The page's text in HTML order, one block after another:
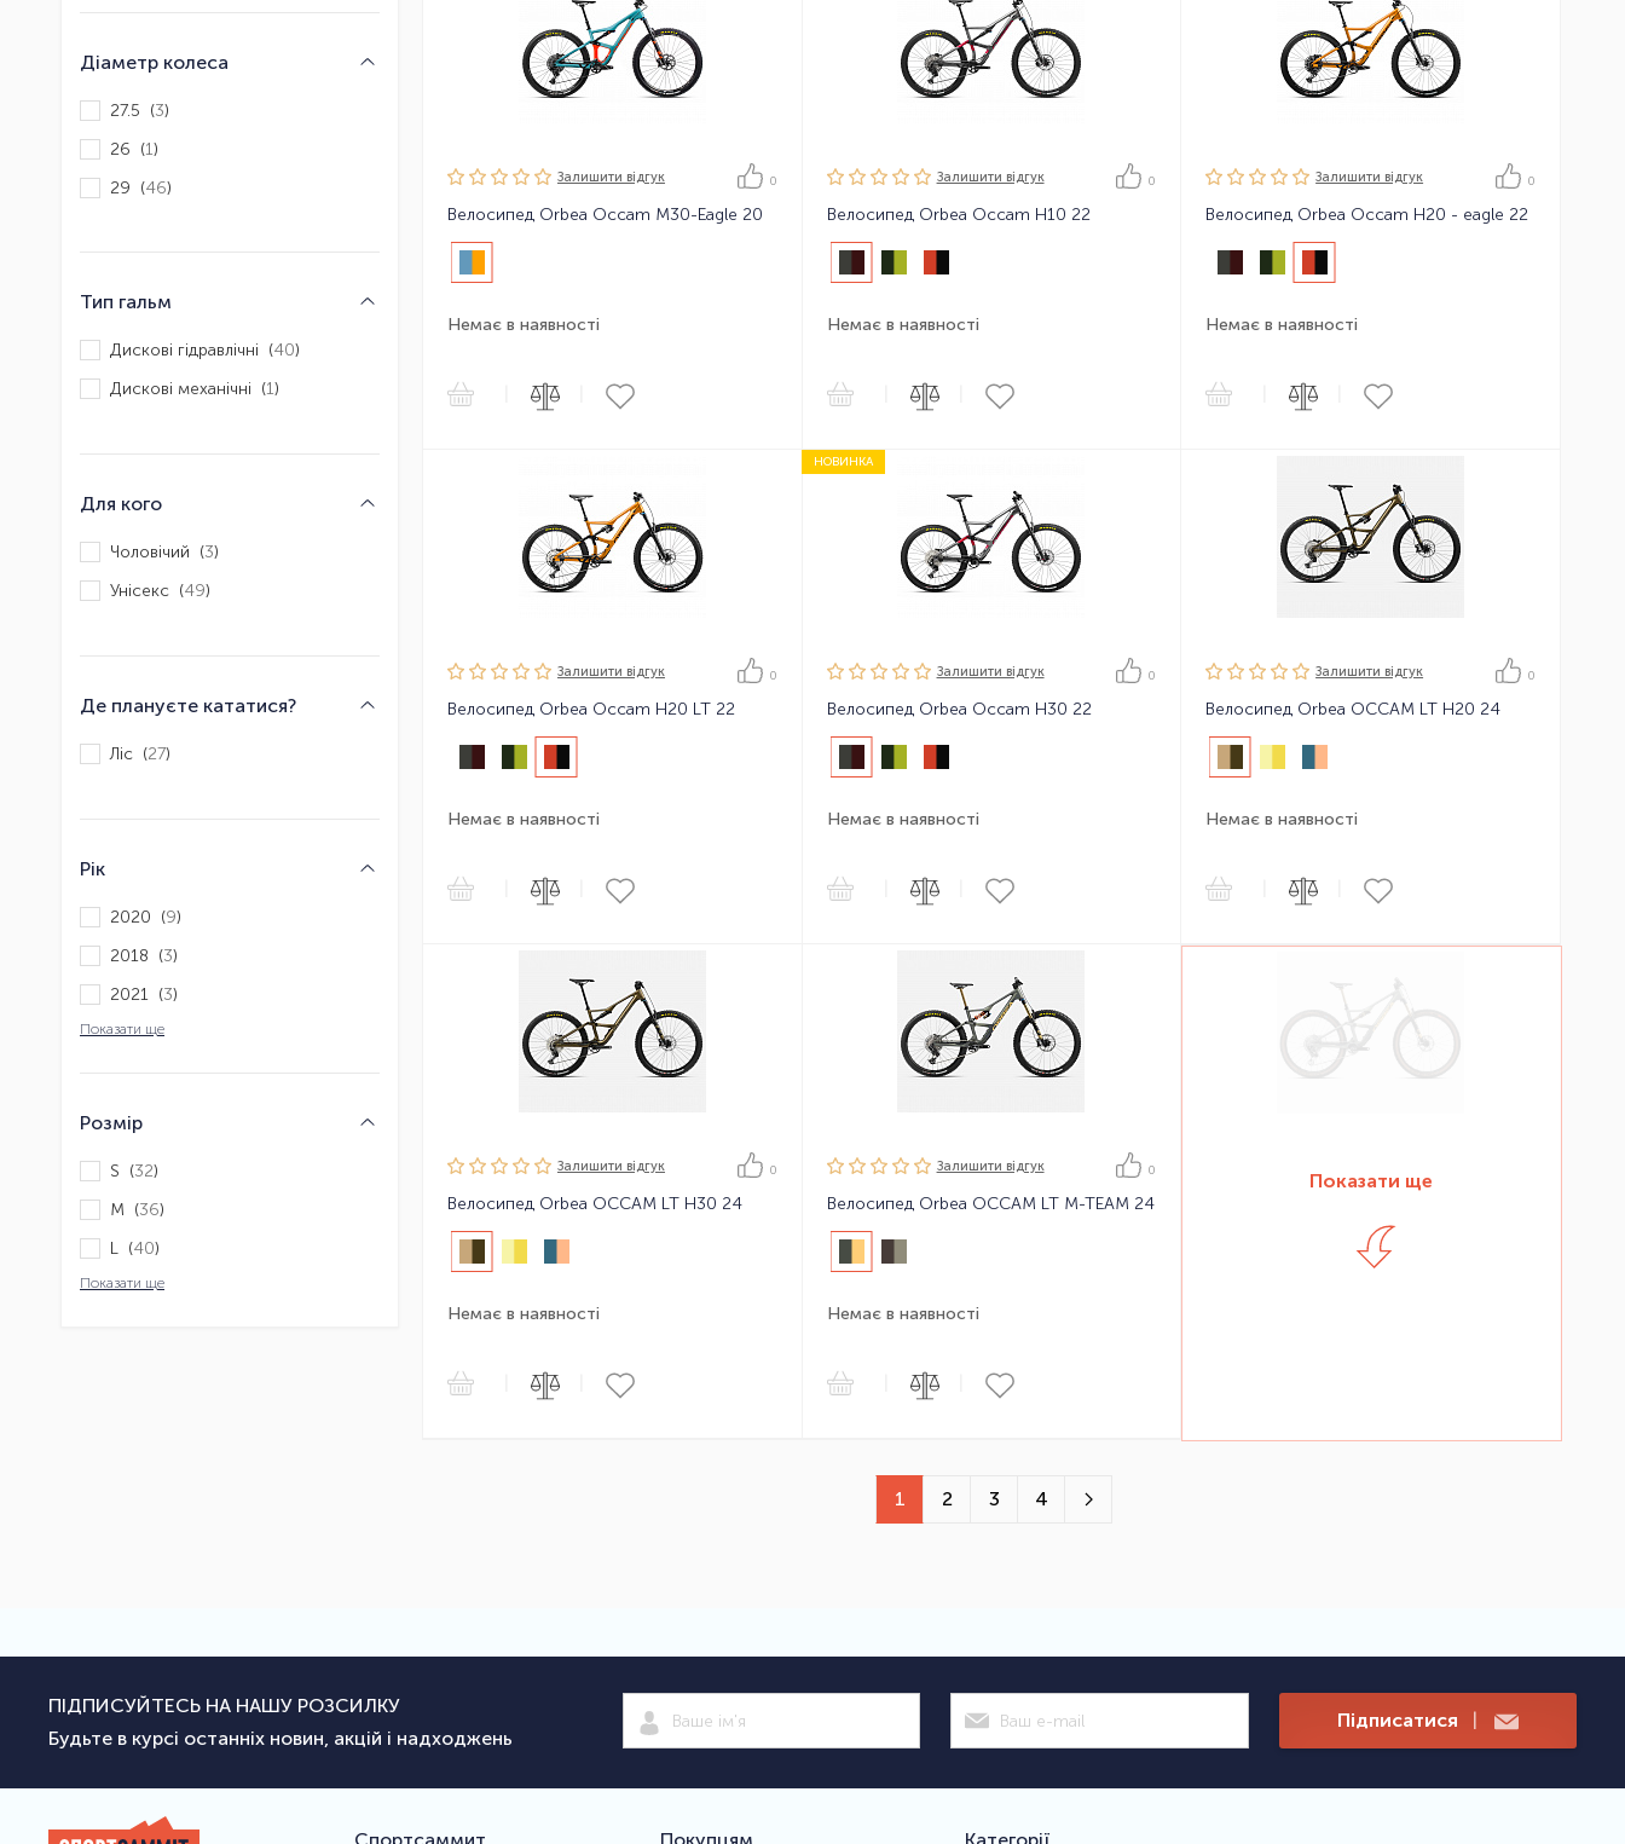
Діаметр колеса
27.5 (3)
26 (1)
29 (46)
Тип гальм
Дискові гідравлічні (40)
Дискові механічні (1)
Для кого
Чоловічий (3)
Унісекс (49)
Де плануєте кататися?
Ліс (27)
Рік
2020 (9)
2018 (3)
2021 (3)
Показати ще
Розмір
S (32)
M (36)
L (40)
Показати ще
Залишити вiдгук 0
Велосипед Orbea Occam M30-Eagle 20
Немає в наявності
Залишити вiдгук 0
Велосипед Orbea Occam H10 22
Немає в наявності
Залишити вiдгук 0
Велосипед Orbea Occam H20 - eagle 22
Немає в наявності
Залишити вiдгук 0
Велосипед Orbea Occam H20 LT 22
Немає в наявності
НОВИНКА
Залишити вiдгук 0
Велосипед Orbea Occam H30 22
Немає в наявності
Залишити вiдгук 0
Велосипед Orbea OCCAM LT H20 24
Немає в наявності
Залишити вiдгук 0
Велосипед Orbea OCCAM LT H30 24
Немає в наявності
Залишити вiдгук 0
Велосипед Orbea OCCAM LT M-TEAM 24
Немає в наявності
Показати ще
1 2 3 4
ПІДПИСУЙТЕСЬ НА НАШУ РОЗСИЛКУ
Будьте в курсі останніх новин, акцій і надходжень
Підписатися |